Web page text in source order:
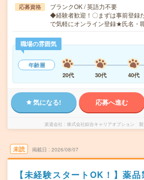
応募資格
ブランクOK / 英語力不要
◆経験者歓迎！〇まずは事前登録
で気軽にオンライン登録★氏名・
職場の雰囲気
年齢層
20代
30代 40代
気になる! 応募へ進む
派遣会社 株式会社綜合キャリアオプション 製
未読 掲載日 2026/08/07
【未経験スタートOK！】薬